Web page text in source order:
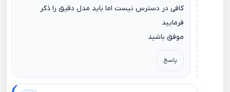
کافی در دسترس نیست اما باید مدل دقیق را ذکر
فرمایید
موفق باشید
پاسخ